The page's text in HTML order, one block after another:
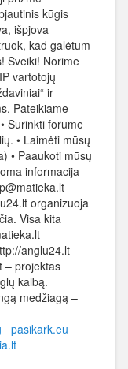
kūgis
išpjova
kad galėtum
Sveiki! Norime
vartotojų
ir
Pateikiame
Surinkti forume
• Laimėti mūsų
• Paaukoti mūsų
informacija
organizuoja
Visa kita
anglu24.lt
– projektas
kalbą.
medžiagą –
pasikark.eu